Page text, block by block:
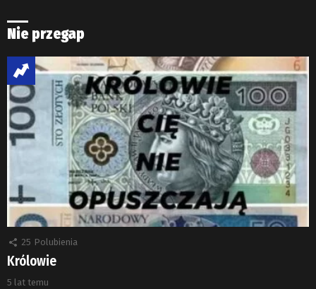
Nie przegap
25 Polubienia
Królowie
5 lat temu